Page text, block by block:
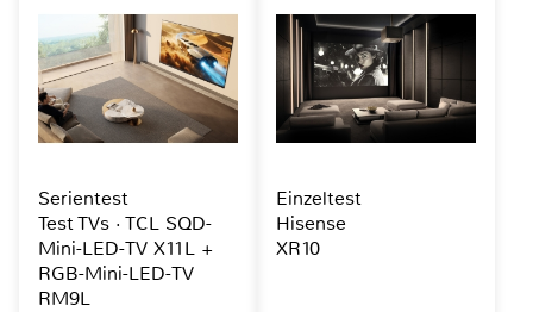
Serientest
Test TVs · TCL SQD-
Mini-LED-TV X11L +
RGB-Mini-LED-TV
RM9L
Einzeltest
Hisense
XR10